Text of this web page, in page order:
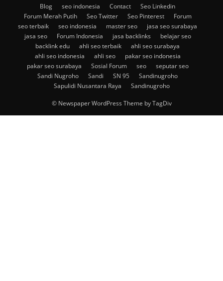
Blog seo indonesia Contact
Seo Linkedin
Forum Merah Putih
Seo Twitter Seo Pinterest
Forum
seo terbaik
seo indonesia master seo
jasa seo surabaya
jasa seo
Forum Indonesia jasa backlinks
belajar seo
backlink edu
ahli seo terbaik
ahli seo surabaya
ahli seo indonesia
ahli seo
pakar seo indonesia
pakar seo surabaya
Sosial Forum seo
seputar seo
Sandi Nugroho
Sandi SN 95
Sandinugroho
Sapulidi Nusantara Raya
Sandinugroho
© Newspaper WordPress Theme by TagDiv